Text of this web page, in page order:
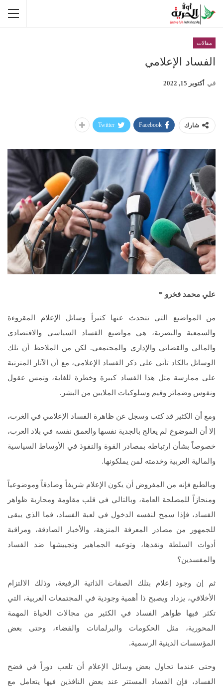
مقالات
الفساد الإعلامي
في أكتوبر 15, 2022
شارك Facebook
Twitter
علي محمد فخرو *
من المواضيع التي تتحدث عنها كثيراً وسائل الإعلام المقروءة
والسمعية والبصرية، هي مواضيع الفساد السياسي والاقتصادي
والمالي والقضائي والإداري والمجتمعي. لكن من الملاحظ أن تلك
الوسائل بالكاد تأتي على ذكر الفساد الإعلامي، مع أن الآثار المترتبة
على ممارسة مثل هذا الفساد كبيرة وخطرة للغاية، وتمس عقول
ونفوس وضمائر وقيم وسلوكيات الملايين من البشر.
ومع أن الكثير قد كتب وسجل عن ظاهرة الفساد الإعلامي في الغرب،
إلا أن الموضوع لم يعالج بالجدية نفسها والعمق نفسه في بلاد العرب،
خصوصاً بشأن ارتباطه بمصادر القوة والنفوذ في الأوساط السياسية
والمالية العربية وخدمته لمن يملكونها.
وبالطبع فإنه من المفروض أن يكون الإعلام شريفاً وصادقاً وموضوعياً
ومنحازاً للمصلحة العامة، وبالتالي في قلب مقاومة ومحاربة ظواهر
الفساد، فإذا سمح لنفسه الدخول في لعبة الفساد، فما الذي يبقى
للجمهور من مصادر المعرفة المنزهة، والأخبار الصادقة، ومراقبة
أدوات السلطة ونقدها، وتوعيه الجماهير وتجييشها ضد الفساد
والمفسدين؟
ثم إن وجود إعلام بتلك الصفات الذاتية الرفيعة، وذلك الالتزام
الأخلاقي، يزداد ويصبح ذا أهمية وجودية في المجتمعات العربية، التي
تكثر فيها ظواهر الفساد في الكثير من مجالات الحياة المهمة
المحورية، مثل الحكومات والبرلمانات والقضاء، وحتى بعض
المؤسسات الدينية الرسمية.
وحتى عندما تحاول بعض وسائل الإعلام أن تلعب دوراً في فضح
الفساد، فإن الفساد المستتر عند بعض النافذين فيها يتعامل مع